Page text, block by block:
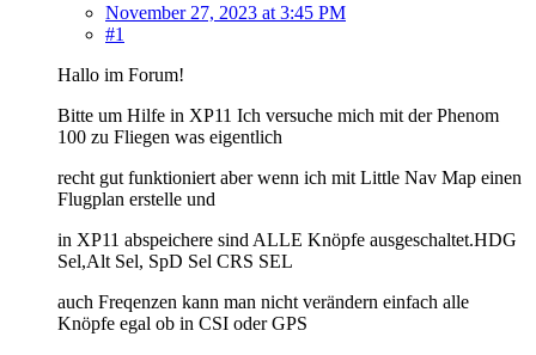
November 27, 2023 at 3:45 PM
#1
Hallo im Forum!
Bitte um Hilfe in XP11 Ich versuche mich mit der Phenom
100 zu Fliegen was eigentlich
recht gut funktioniert aber wenn ich mit Little Nav Map einen
Flugplan erstelle und
in XP11 abspeichere sind ALLE Knöpfe ausgeschaltet.HDG
Sel,Alt Sel, SpD Sel CRS SEL
auch Freqenzen kann man nicht verändern einfach alle
Knöpfe egal ob in CSI oder GPS